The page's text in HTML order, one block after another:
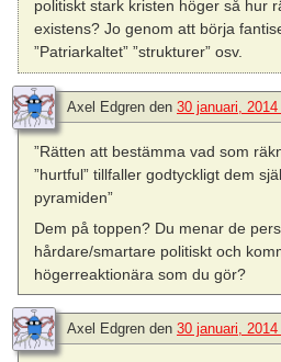
politiskt stark kristen höger så hur
existens? Jo genom att börja
”Patriarkaltet” ”strukturer” osv.
Axel Edgren den 30 januari,
”Rätten att bestämma vad som
”hurtful” tillfaller godtyckligt dem
pyramiden”
Dem på toppen? Du menar de
hårdare/smartare politiskt och
högerreaktionära som du gör?
Axel Edgren den 30 januari,